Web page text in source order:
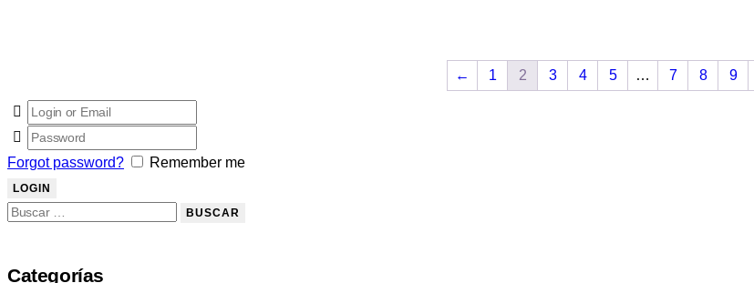
← 1 2 3 4 5 … 7 8 9
Forgot password? Remember me
Categorías